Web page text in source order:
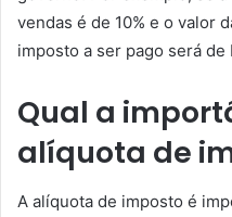
vendas é de 10% e o valor
imposto a ser pago será de
Qual a
alíquota de
A alíquota de imposto é